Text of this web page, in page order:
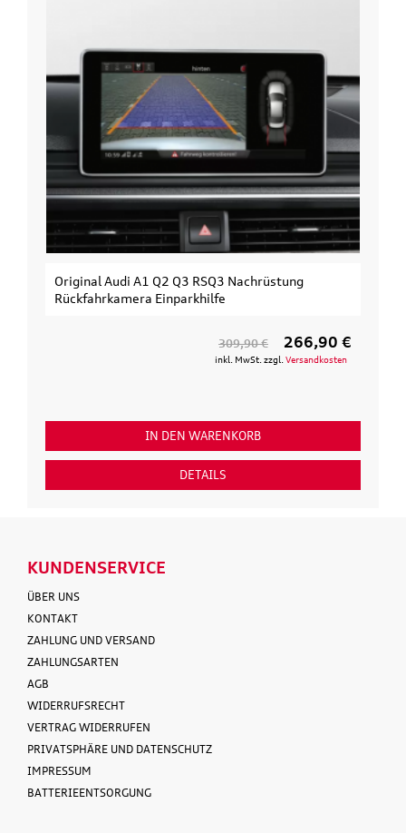
Original Audi A1 Q2 Q3 RSQ3 Nachrüstung
Rückfahrkamera Einparkhilfe
309,90 € 266,90 €
inkl. MwSt. zzgl. Versandkosten
IN DEN WARENKORB
DETAILS
KUNDENSERVICE
ÜBER UNS
KONTAKT
ZAHLUNG UND VERSAND
ZAHLUNGSARTEN
AGB
WIDERRUFSRECHT
VERTRAG WIDERRUFEN
PRIVATSPHÄRE UND DATENSCHUTZ
IMPRESSUM
BATTERIEENTSORGUNG